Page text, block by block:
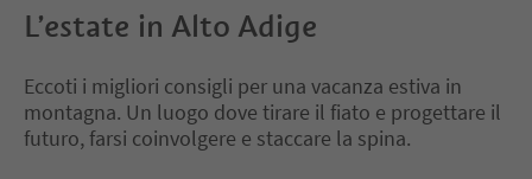
L’estate in Alto Adige
Eccoti i migliori consigli per una vacanza estiva in
montagna. Un luogo dove tirare il fiato e progettare il
futuro, farsi coinvolgere e staccare la spina.